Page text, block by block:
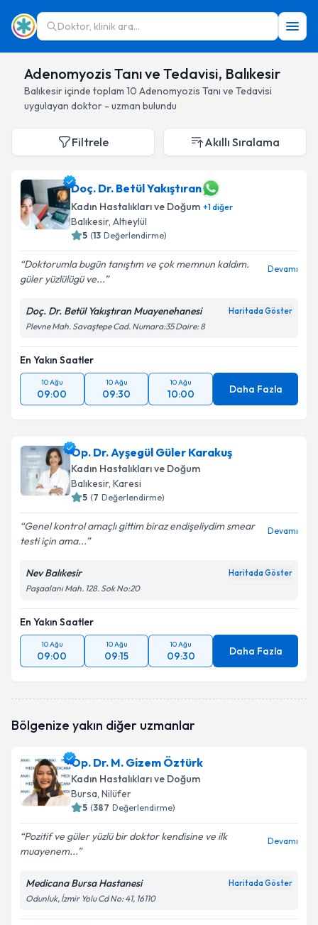
Doktor, klinik ara...
Adenomyozis Tanı ve Tedavisi, Balıkesir
Balıkesiriçinde toplam 10 Adenomyozis Tanı ve Tedavisi
uygulayan doktor - uzman bulundu
Filtrele Akıllı Sıralama
Doç. Dr. Betül Yakıştıran
Kadın Hastalıkları ve Doğum +1diğer
Balıkesir, Altıeylül
5 (13 Değerlendirme)
Doktorumla bugün tanıştım ve çok memnun kaldım.
güler yüzlülügü ve...
Devamı
Doç. Dr. Betül Yakıştıran Muayenehanesi Haritada Göster
Plevne Mah. Savaştepe Cad. Numara:35 Daire: 8
En Yakın Saatler
10 Ağu
09:00
10 Ağu
09:30
10 Ağu
10:00 Daha Fazla
Op. Dr. Ayşegül Güler Karakuş
Kadın Hastalıkları ve Doğum
Balıkesir, Karesi
5 (7 Değerlendirme)
Genel kontrol amaçlı gittim biraz endişeliydim smear
testi için ama...
Devamı
Nev Balıkesir Haritada Göster
Paşaalanı Mah. 128. Sok No:20
En Yakın Saatler
10 Ağu
09:00
10 Ağu
09:15
10 Ağu
09:30 Daha Fazla
Bölgenize yakın diğer uzmanlar
Op. Dr. M. Gizem Öztürk
Kadın Hastalıkları ve Doğum
Bursa, Nilüfer
5 (387 Değerlendirme)
Pozitif ve güler yüzlü bir doktor kendisine ve ilk
muayenem...
Devamı
Medicana Bursa Hastanesi Haritada Göster
Odunluk, İzmir Yolu Cd No: 41, 16110